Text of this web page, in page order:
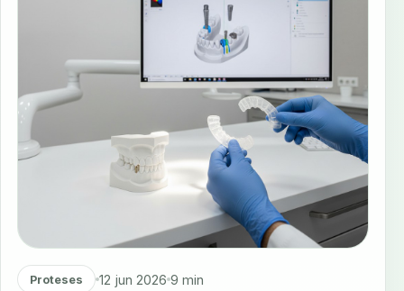
Proteses 12 jun 2026 9 min